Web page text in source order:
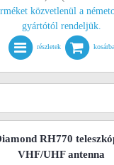
közvetlenül a
gyártótól rendeljük.
részletek
RH770
VHF/UHF antenna